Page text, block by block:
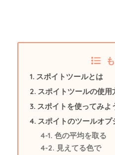
スポイトツールとは
スポイトツールの使用
スポイトを使ってみよ
スポイトのツールオプ
色の平均を取る
見えてる色で